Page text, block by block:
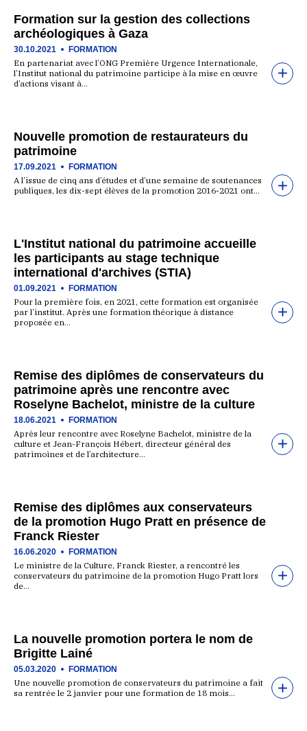
Formation sur la gestion des collections
archéologiques à Gaza
30.10.2021 FORMATION
En partenariat avec l’ONG Première Urgence Internationale,
l’Institut national du patrimoine participe à la mise en œuvre
d’actions visant à…
Nouvelle promotion de restaurateurs du
patrimoine
17.09.2021 FORMATION
A l’issue de cinq ans d’études et d’une semaine de soutenances
publiques, les dix-sept élèves de la promotion 2016-2021 ont…
L'Institut national du patrimoine accueille
les participants au stage technique
international d'archives (STIA)
01.09.2021 FORMATION
Pour la première fois, en 2021, cette formation est organisée
par l’institut. Après une formation théorique à distance
proposée en…
Remise des diplômes de conservateurs du
patrimoine après une rencontre avec
Roselyne Bachelot, ministre de la culture
18.06.2021 FORMATION
Après leur rencontre avec Roselyne Bachelot, ministre de la
culture et Jean-François Hébert, directeur général des
patrimoines et de l’architecture…
Remise des diplômes aux conservateurs
de la promotion Hugo Pratt en présence de
Franck Riester
16.06.2020 FORMATION
Le ministre de la Culture, Franck Riester, a rencontré les
conservateurs du patrimoine de la promotion Hugo Pratt lors
de…
La nouvelle promotion portera le nom de
Brigitte Lainé
05.03.2020 FORMATION
Une nouvelle promotion de conservateurs du patrimoine a fait
sa rentrée le 2 janvier pour une formation de 18 mois…